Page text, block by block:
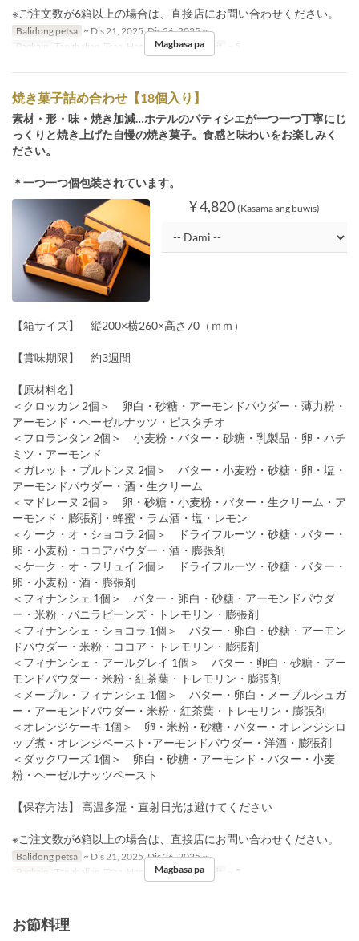
※ご注文数が6箱以上の場合は、直接店にお問い合わせください。
Balidong petsa ~ Dis 21, 2025, Dis 26, 2025 ~
Pagkain
Tanghalian, Tsaa, Hapunan Order Limit ~ 5
Magbasa pa
焼き菓子詰め合わせ【18個入り】
素材・形・味・焼き加減…ホテルのパティシエが一つ一つ丁寧にじ
っくりと焼き上げた自慢の焼き菓子。食感と味わいをお楽しみく
ださい。
＊一つ一つ個包装されています。
¥ 4,820 (Kasama ang buwis)
【箱サイズ】 縦200×横260×高さ70（ｍｍ）
【賞味期限】 約3週間
【原材料名】
＜クロッカン 2個＞ 卵白・砂糖・アーモンドパウダー・薄力粉・
アーモンド・ヘーゼルナッツ・ピスタチオ
＜フロランタン 2個＞ 小麦粉・バター・砂糖・乳製品・卵・ハチ
ミツ・アーモンド
＜ガレット・ブルトンヌ 2個＞ バター・小麦粉・砂糖・卵・塩・
アーモンドパウダー・酒・生クリーム
＜マドレーヌ 2個＞ 卵・砂糖・小麦粉・バター・生クリーム・ア
ーモンド・膨張剤・蜂蜜・ラム酒・塩・レモン
＜ケーク・オ・ショコラ 2個＞ ドライフルーツ・砂糖・バター・
卵・小麦粉・ココアパウダー・酒・膨張剤
＜ケーク・オ・フリュイ 2個＞ ドライフルーツ・砂糖・バター・
卵・小麦粉・酒・膨張剤
＜フィナンシェ 1個＞ バター・卵白・砂糖・アーモンドパウダ
ー・米粉・バニラビーンズ・トレモリン・膨張剤
＜フィナンシェ・ショコラ 1個＞ バター・卵白・砂糖・アーモン
ドパウダー・米粉・ココア・トレモリン・膨張剤
＜フィナンシェ・アールグレイ 1個＞ バター・卵白・砂糖・アー
モンドパウダー・米粉・紅茶葉・トレモリン・膨張剤
＜メープル・フィナンシェ 1個＞ バター・卵白・メープルシュガ
ー・アーモンドパウダー・米粉・紅茶葉・トレモリン・膨張剤
＜オレンジケーキ 1個＞ 卵・米粉・砂糖・バター・オレンジシロ
ップ煮・オレンジペースト･アーモンドパウダー・洋酒・膨張剤
＜ダックワーズ 1個＞ 卵白・砂糖・アーモンド・バター・小麦
粉・ヘーゼルナッツペースト
【保存方法】 高温多湿・直射日光は避けてください
※ご注文数が6箱以上の場合は、直接店にお問い合わせください。
Balidong petsa ~ Dis 21, 2025, Dis 26, 2025 ~
Pagkain
Tanghalian, Tsaa, Hapunan Order Limit ~ 5
Magbasa pa
お節料理